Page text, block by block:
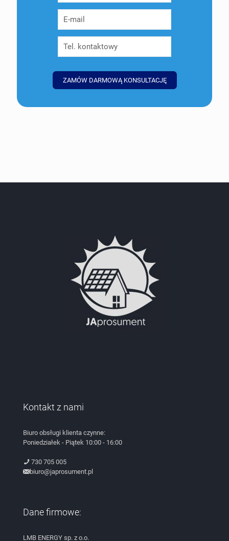
Kontakt z nami
Biuro obsługi klienta czynne:
Poniedziałek - Piątek 10:00 - 16:00
730 705 005
biuro@japrosument.pl
Dane firmowe:
LMB ENERGY sp. z o.o.